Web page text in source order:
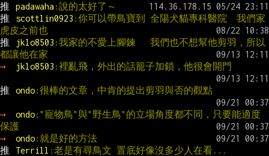
推
padawaha :說的太好了～
推
scottlin0923 :你可以帶鳥寶到 全陽犬貓專科醫院  我們家
虎皮之前也
推
jklo8503 :我家的不愛上腳鍊   我們也不想幫他剪羽，所以
都讓他在家
→
jklo8503 :裡亂飛，外出的話籠子加鎖，他很會開門
推 ondo:很棒的文章，中肯的提出剪羽與否的觀點
→ ondo:"寵物鳥"與"野生鳥"的立場角度都不同，只要能適度
保護
→
ondo:就是好的方法
推
Terrill :老是有尋鳥文 置底好像沒多少人在看...